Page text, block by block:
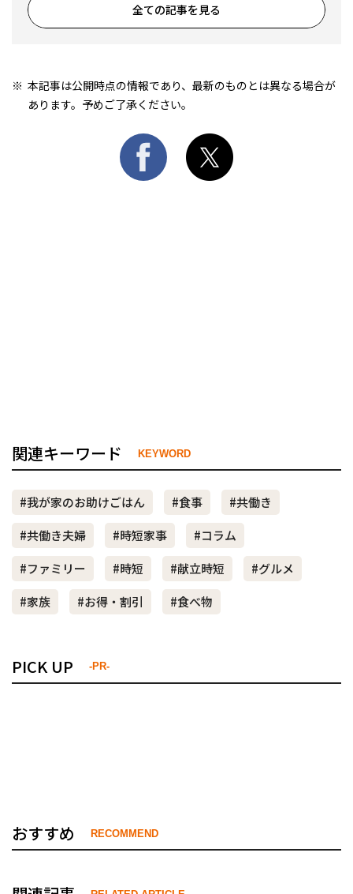
全ての記事を見る
本記事は公開時点の情報であり、最新のものとは異なる場合が
あります。予めご了承ください。
関連キーワード KEYWORD
#我が家のお助けごはん #食事
#共働き
#共働き夫婦
#時短家事
#コラム
#ファミリー
#時短 #献立時短
#グルメ
#家族
#お得・割引 #食べ物
PICK UP -PR-
おすすめ RECOMMEND